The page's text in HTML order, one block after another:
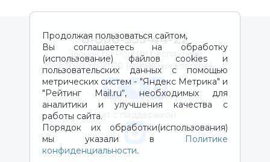
Продолжая пользоваться сайтом,
Вы соглашаетесь на обработку
(использование) файлов cookies и
пользовательских данных с помощью
метрических систем - "Яндекс Метрика" и
"Рейтинг Mail.ru“, необходимых для
аналитики и улучшения качества с
работы сайта.
Порядок их обработки(использования)
мы указали в
Политике
конфиденциальности.
8-800-333-44-22
Звонок по России бесплатный
с 9:00 до 21:00 (время московское)
Чат с поддержкой